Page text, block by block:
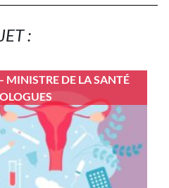
:
MINISTRE DE LA SANTÉ